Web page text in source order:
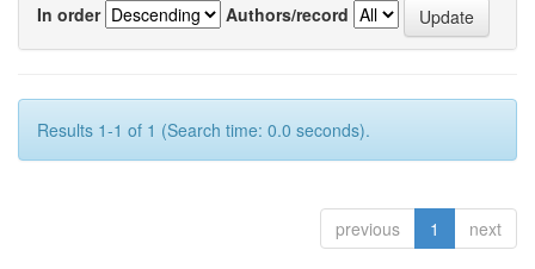
In order
Authors/record
Results 1-1 of 1 (Search time: 0.0 seconds).
previous 1 next